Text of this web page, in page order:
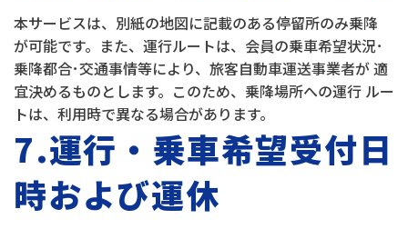
本サービスは、別紙の地図に記載のある停留所のみ乗降
が可能です。また、運行ルートは、会員の乗車希望状況･
乗降都合･交通事情等により、旅客自動車運送事業者が 適
宜決めるものとします。このため、乗降場所への運行 ルー
トは、利用時で異なる場合があります。
7.運行・乗車希望受付日
時および運休